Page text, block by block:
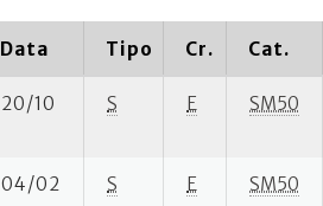
Data Tipo Cr. Cat.
20/10 S E SM50
04/02 S E SM50